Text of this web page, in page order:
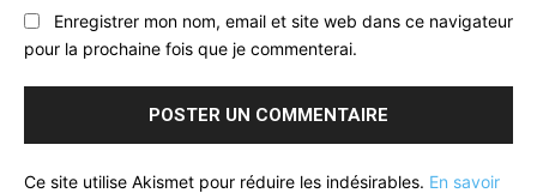
Enregistrer mon nom, email et site web dans ce navigateur
pour la prochaine fois que je commenterai.
Ce site utilise Akismet pour réduire les indésirables. En savoir